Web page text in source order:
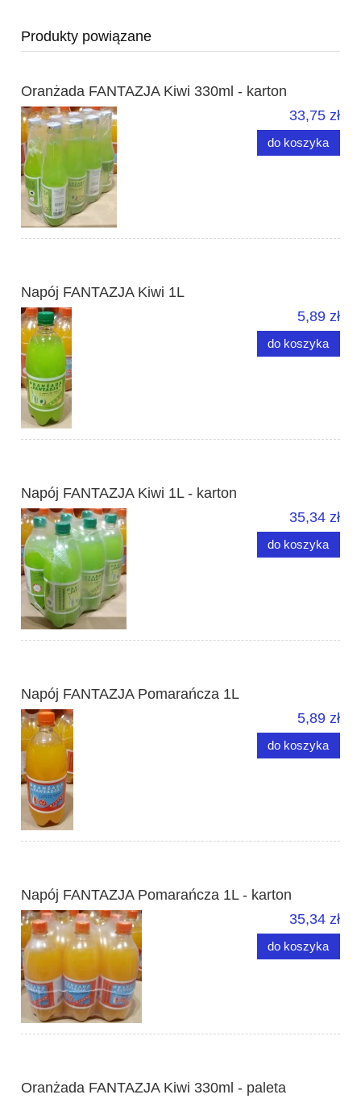
Produkty powiązane
Oranżada FANTAZJA Kiwi 330ml - karton
33,75 zł
do koszyka
Napój FANTAZJA Kiwi 1L
5,89 zł
do koszyka
Napój FANTAZJA Kiwi 1L - karton
35,34 zł
do koszyka
Napój FANTAZJA Pomarańcza 1L
5,89 zł
do koszyka
Napój FANTAZJA Pomarańcza 1L - karton
35,34 zł
do koszyka
Oranżada FANTAZJA Kiwi 330ml - paleta